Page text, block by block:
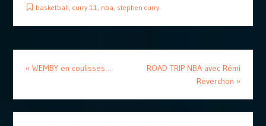
basketball curry 11 nba stephen curry
« WEMBY en coulisses…
ROAD TRIP NBA avec Rémi
Reverchon »